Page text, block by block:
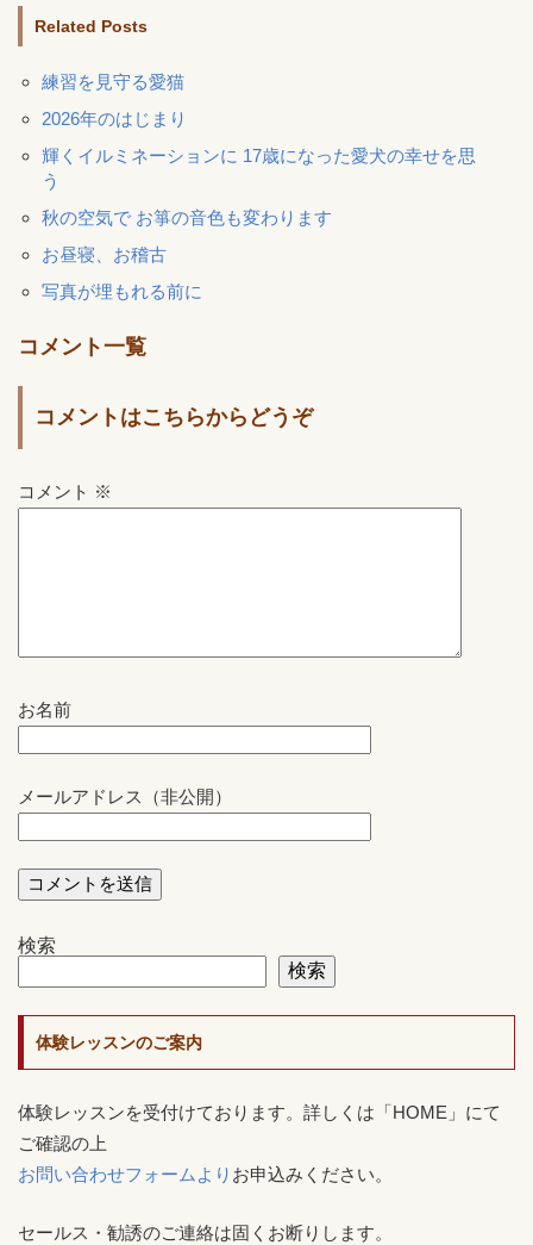
Related Posts
練習を見守る愛猫
2026年のはじまり
輝くイルミネーションに 17歳になった愛犬の幸せを思
う
秋の空気で お箏の音色も変わります
お昼寝、お稽古
写真が埋もれる前に
コメント一覧
コメントはこちらからどうぞ
コメント ※
お名前
メールアドレス（非公開）
検索
検索
体験レッスンのご案内
体験レッスンを受付けております。詳しくは「HOME」にて
ご確認の上
お問い合わせフォームより お申込みください。
セールス・勧誘のご連絡は固くお断りします。